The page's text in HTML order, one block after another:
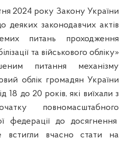
2024 року Закону України
деяких законодавчих актів
питань проходження
та військового обліку»
питання механізму
облік громадян України
18 до 20 років, які виїхали з
повномасштабного
федерації до досягнення
встигли вчасно стати на